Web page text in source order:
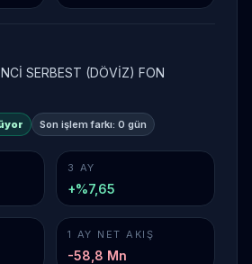
SERBEST (DÖVİZ) FON
Son işlem farkı: 0 gün
3 AY
+%7,65
1 AY NET AKIŞ
-58,8 Mn